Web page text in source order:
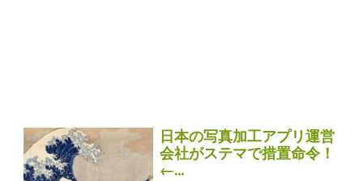
日本の写真加工アプリ運営
会社がステマで措置命令！
←...